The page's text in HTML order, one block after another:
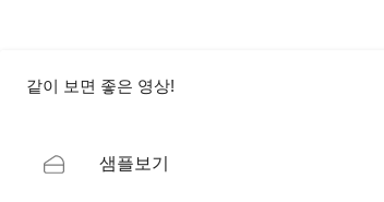
같이 보면 좋은 영상!
샘플보기